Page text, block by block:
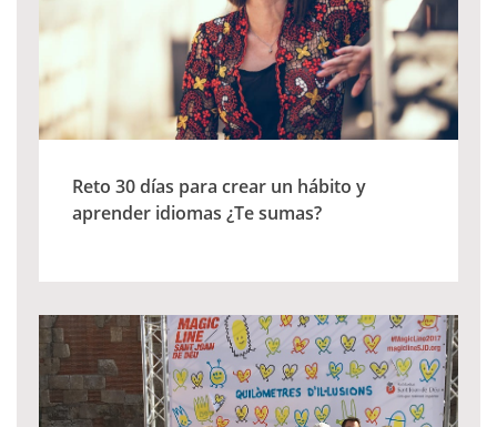
Reto 30 días para crear un hábito y
aprender idiomas ¿Te sumas?